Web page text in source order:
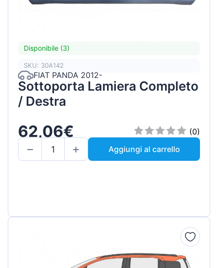
Disponibile (3)
SKU: 30A142
FIAT PANDA 2012-
Sottoporta Lamiera Completo
/ Destra
62,06€
(0)
Aggiungi al carrello